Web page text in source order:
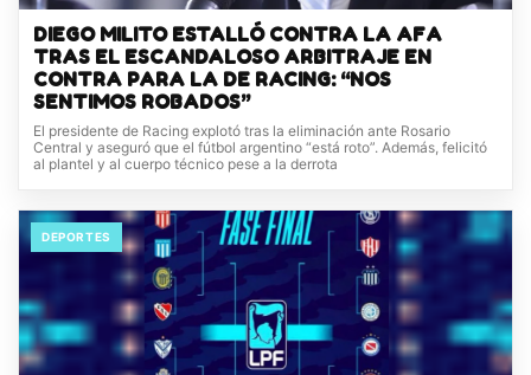
DIEGO MILITO ESTALLÓ CONTRA LA AFA
TRAS EL ESCANDALOSO ARBITRAJE EN
CONTRA PARA LA DE RACING: “NOS
SENTIMOS ROBADOS”
El presidente de Racing explotó tras la eliminación ante Rosario
Central y aseguró que el fútbol argentino “está roto”. Además, felicitó
al plantel y al cuerpo técnico pese a la derrota
DEPORTES